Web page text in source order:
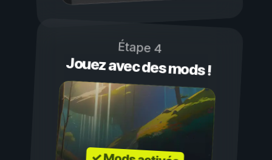
Étape 4
Jouez avec des mods !